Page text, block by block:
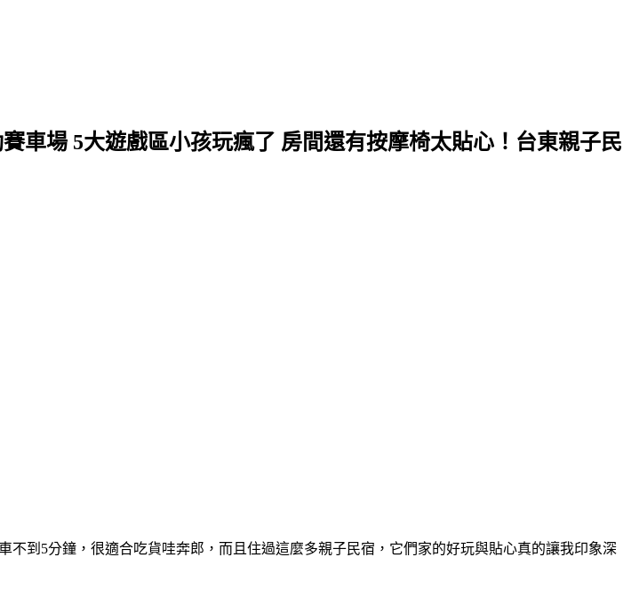
車場 5大遊戲區小孩玩瘋了 房間還有按摩椅太貼心！台東親子民
到5分鐘，很適合吃貨哇奔郎，而且住過這麼多親子民宿，它們家的好玩與貼心真的讓我印象深